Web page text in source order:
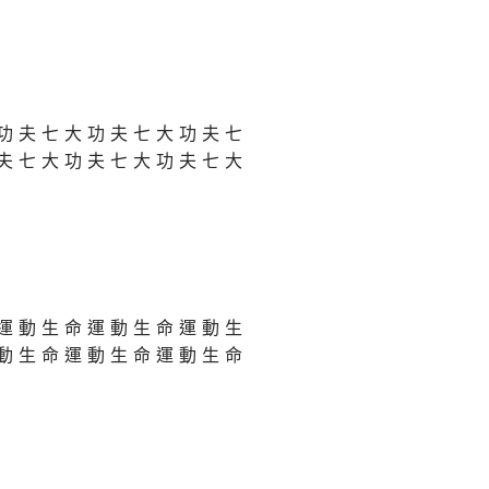
夫七大功夫七大功夫七
七大功夫七大功夫七大
動生命運動生命運動生
生命運動生命運動生命